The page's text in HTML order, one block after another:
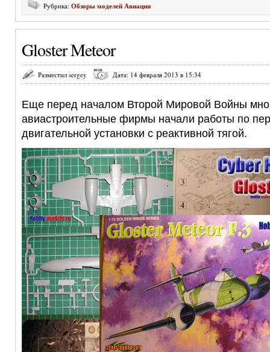
Рубрика: Обзоры моделей Авиации
Gloster Meteor
Разместил sergey Дата: 14 февраля 2013 в 15:34
Еще перед началом Второй Мировой Войны
авиастроительные фирмы начали работы по
двигательной установки с реактивной тягой.